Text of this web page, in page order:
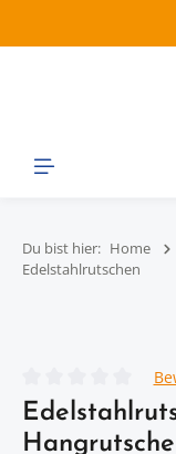
Du bist hier: Home
Edelstahlrutschen
Durchschnittliche